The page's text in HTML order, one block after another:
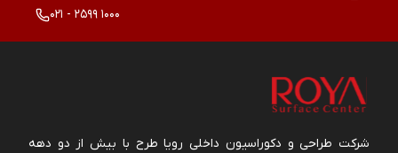
021 - 2599 1000
شرکت طراحی و دکوراسیون داخلی رویا طرح با بیش از دو دهه